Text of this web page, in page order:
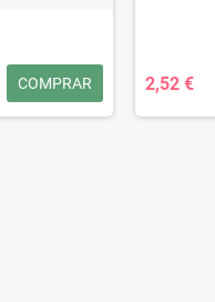
COMPRAR 2,52 €